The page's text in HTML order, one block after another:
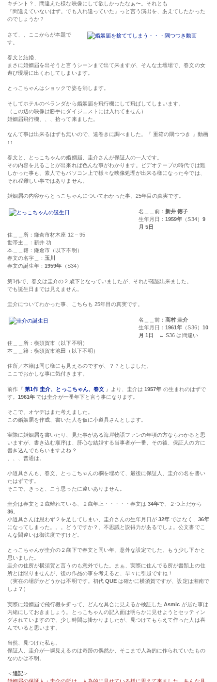
キチント？、間違えた様な映像にして欲しかったなぁ〜。それとも
『間違えていないはず。でも入れ違っていた』っと言う演出を、あえてしたかった
のでしょうか？
さて、、ここからが本題で
す。
春文と結婚、
まさに婚姻届を出そうと言うシーンまで出て来ますが、そんな土壇場で、春文の女
遊び現場に出くわしてしまいます。
とっこちゃんはショックで姿を消します。
そしてホテルのベランダから婚姻届を飛行機にして飛ばしてしまいます。
（この辺の映像は勝手にダイジェストには入れてません）
婚姻届飛行機、、、拾って来ました。
なんて事は出来るはずも無いので、遠巻きに調べました。『 重箱の隅つつき 』動画
↑↑
春文と、とっこちゃんの婚姻届、圭介さんが保証人の一人です。
その内容を見ることが出来れば色んな事がわかります。ビデオテープの時代では難
しかった事も、素人でもパソコン上で様々な映像処理が出来る様になった今では、
それ程難しい事ではありません。
婚姻届の内容からとっこちゃんについてわかった事、25年目の真実です。
名＿＿前：新井 徳子
生年月日：1959年 （S34） 9
月 5日
住＿＿所：鎌倉市材木座 12 – 95
世帯主＿：新井 功
本＿＿籍：鎌倉市（以下不明）
春文の名字＿： 玉川
春文の誕生年：1959年 （S34）
第1作で、春文は圭介の２歳下となっていましたが、それが確認出来ました。
でも誕生日までは見えません。
圭介についてわかった事、こちらも 25年目の真実です。
名＿＿前：高村 圭介
生年月日：1961年 （S36） 10
月 1日
← S36 は間違い
住＿＿所：横須賀市（以下不明）
本＿＿籍：横須賀市池田（以下不明）
住所／本籍は同じ様にも見えるのですが、？？としました。
ここでおかしな事に気付きます。
前作『第1作 圭介、とっこちゃん、春文』より、圭介は1957年 の生まれのはずで
す。1961年 では圭介が一番年下と言う事になります。
そこで、オヤヂはまた考えました。
この婚姻届を作成、書いた人を仮に小道具さんとします。
実際に婚姻届を書いたり、見た事がある海岸物語ファンの年頃の方ならわかると思
いますが、書き込む順序は、肝心な結婚する当事者が一番、その後、保証人の方に
書き込んでもらいますよね？
、、、普通は。
小道具さんも、春文、とっこちゃんの欄を埋めて、最後に保証人、圭介の名を書い
たはずです。
そこで、きっと、こう思ったに違いありません。
圭介は春文と２歳離れている、２歳年上・・・・・春文は34年で、２つ上だから
36
小道具さんは思わず２を足してしまい、圭介さんの生年月日が32年 ではなく、 36年
になってしまった。。。どうですか？、不思議と説得力があるでしょ。公文書でこ
んな間違いは御法度ですけど。
とっこちゃんが圭介の２歳下で春文と同い年、意外な設定でした。もう少し下かと
思いました。
圭介の住所が横須賀と言うのも意外でした。まぁ、実際に住んでる所が書類上の住
所とは限りませんが、後の作品の事を考えると、早々に引越ですね！
（実在の場所かどうかは不明です。初代 QUEは確かに横須賀ですが、設定は湘南で
しょ？）
実際に婚姻届で飛行機を折って、どんな具合に見えるか検証したAsmic が居た事は
内緒にしておきましょう。とっこちゃんの記入面は明らかに見せようとセッティン
グされていますので、少し時間は掛かりましたが、見つけてもらえて作った人は喜
んでいると思います。
当然、見つけた私も。
保証人、圭介が一瞬見えるのは奇跡の偶然か、そこまで人為的に作られていたもの
なのかは不明。
＜追記＞